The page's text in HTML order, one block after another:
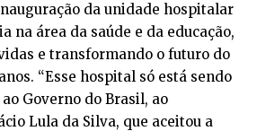
da unidade hospitalar
na área da saúde e da educação,
e transformando o futuro do
“Esse hospital só está sendo
Governo do Brasil, ao
Lula da Silva, que aceitou a